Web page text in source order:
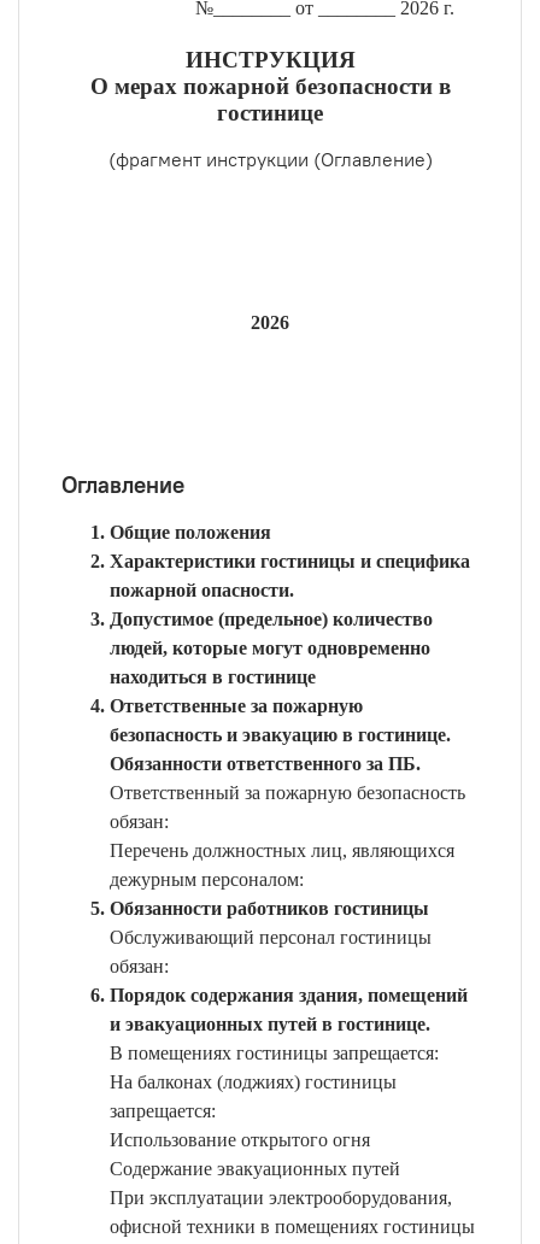
№________ от ________ 2026 г.
ИНСТРУКЦИЯ
О мерах пожарной безопасности в
гостинице
(фрагмент инструкции (Оглавление)
2026
Оглавление
Общие положения
Характеристики гостиницы и специфика
пожарной опасности.
Допустимое (предельное) количество
людей, которые могут одновременно
находиться в гостинице
Ответственные за пожарную
безопасность и эвакуацию в гостинице.
Обязанности ответственного за ПБ.
Ответственный за пожарную безопасность
обязан:
Перечень должностных лиц, являющихся
дежурным персоналом:
Обязанности работников гостиницы
Обслуживающий персонал гостиницы
обязан:
Порядок содержания здания, помещений
и эвакуационных путей в гостинице.
В помещениях гостиницы запрещается:
На балконах (лоджиях) гостиницы
запрещается:
Использование открытого огня
Содержание эвакуационных путей
При эксплуатации электрооборудования,
офисной техники в помещениях гостиницы